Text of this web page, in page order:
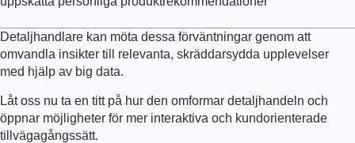
Detaljhandlare kan möta dessa förväntningar genom att
omvandla insikter till relevanta, skräddarsydda upplevelser
med hjälp av big data.
Låt oss nu ta en titt på hur den omformar detaljhandeln och
öppnar möjligheter för mer interaktiva och kundorienterade
tillvägagångssätt.